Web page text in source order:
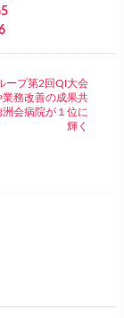
ープ第2回QI大会
業務改善の成果共
洲会病院が１位に
輝く